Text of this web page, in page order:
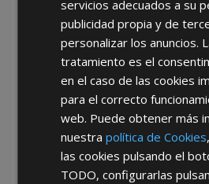
*Abstenerse particulares, sólo venta a
servicios adecuados a su
publicidad propia y de
personalizar los anuncios.
tratamiento es el
en el caso de las cookies
para el correcto
web. Puede obtener más
nuestrapolítica de Cookies
las cookies pulsando el
TODO, configurarlas